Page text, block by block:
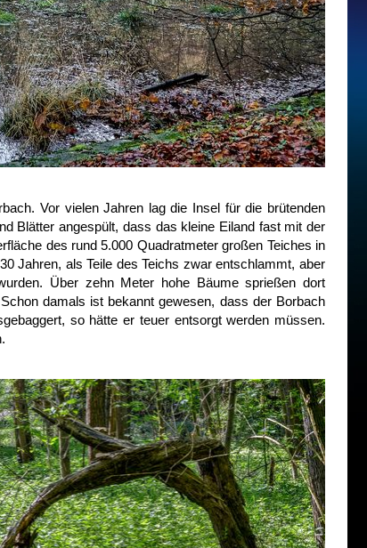
Vor vielen Jahren lag die Insel für die brütenden
Blätter angespült, dass das kleine Eiland fast mit der
des rund 5.000 Quadratmeter großen Teiches in
Jahren, als Teile des Teichs zwar entschlammt, aber
Über zehn Meter hohe Bäume sprießen dort
damals ist bekannt gewesen, dass der Borbach
so hätte er teuer entsorgt werden müssen.